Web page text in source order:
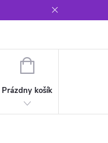
NÁKUPNÝ
Prázdny košík